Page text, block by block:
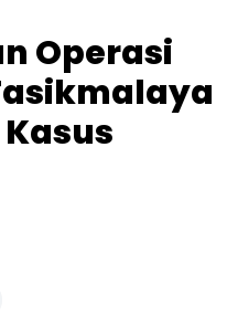
Operasi